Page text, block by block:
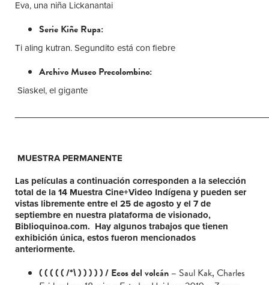
Eva, una niña Lickanantai
Serie Kiñe Rupa:
Ti aling kutran. Segundito está con fiebre
Archivo Museo Precolombino:
Siaskel, el gigante
MUESTRA PERMANENTE
Las películas a continuación corresponden a la selección
total de la 14 Muestra Cine+Video Indígena y pueden ser
vistas libremente entre el 25 de agosto y el 7 de
septiembre en nuestra plataforma de visionado,
Biblioquinoa.com. Hay algunos trabajos que tienen
exhibición única, estos fueron mencionados
anteriormente.
( ( ( ( ( /*\ ) ) ) ) ) / Ecos del volcán – Saul Kak, Charles